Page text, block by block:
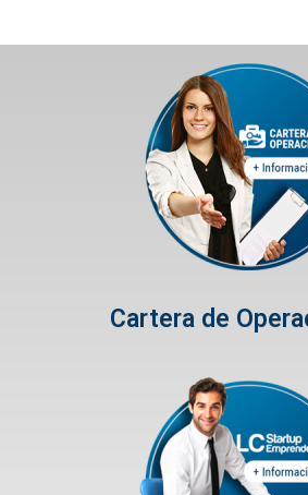
Cartera de